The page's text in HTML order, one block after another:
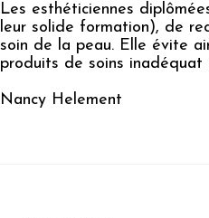
Les esthéticiennes
leur solide formation), de
soin de la peau. Elle évite
produits de soins inadéquat
Nancy Helement